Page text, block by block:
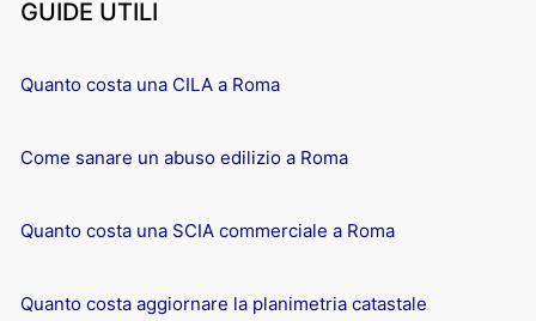
GUIDE UTILI
Quanto costa una CILA a Roma
Come sanare un abuso edilizio a Roma
Quanto costa una SCIA commerciale a Roma
Quanto costa aggiornare la planimetria catastale